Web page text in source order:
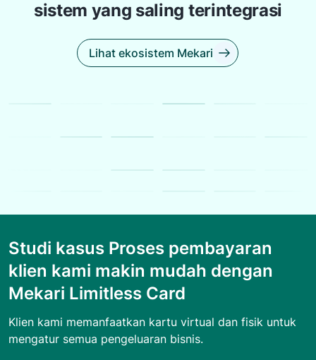
sistem yang saling terintegrasi
Lihat ekosistem Mekari
Studi kasus Proses pembayaran
klien kami makin mudah dengan
Mekari Limitless Card
Klien kami memanfaatkan kartu virtual dan fisik untuk
mengatur semua pengeluaran bisnis.